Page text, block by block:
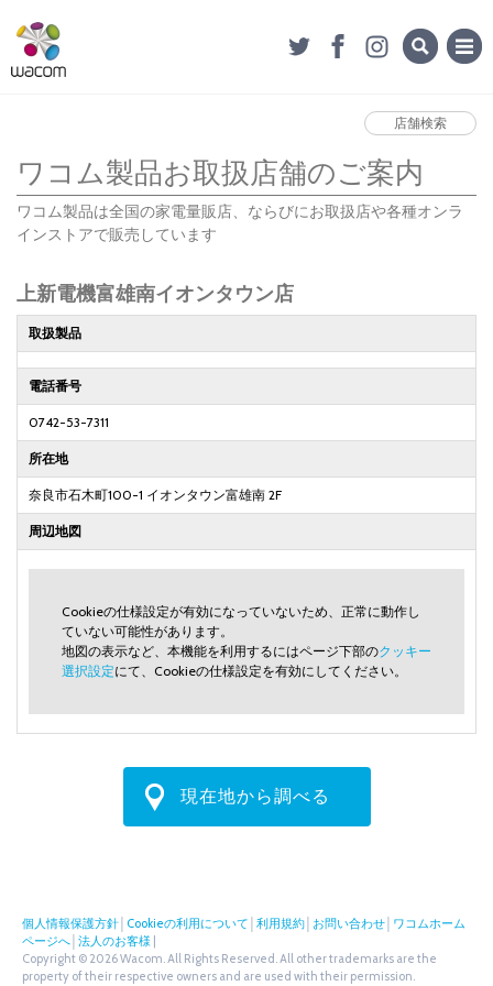
店舗検索
ワコム製品お取扱店舗のご案内
ワコム製品は全国の家電量販店、ならびにお取扱店や各種オンラ
インストアで販売しています
上新電機富雄南イオンタウン店
取扱製品
電話番号
0742-53-7311
所在地
奈良市石木町100-1 イオンタウン富雄南 2F
周辺地図
Cookieの仕様設定が有効になっていないため、正常に動作し
ていない可能性があります。
地図の表示など、本機能を利用するにはページ下部のクッキー
選択設定にて、Cookieの仕様設定を有効にしてください。
現在地から調べる
個人情報保護方針 Cookieの利用について 利用規約 お問い合わせ ワコムホーム
ページへ 法人のお客様
Copyright © 2026 Wacom. All Rights Reserved. All other trademarks are the
property of their respective owners and are used with their permission.